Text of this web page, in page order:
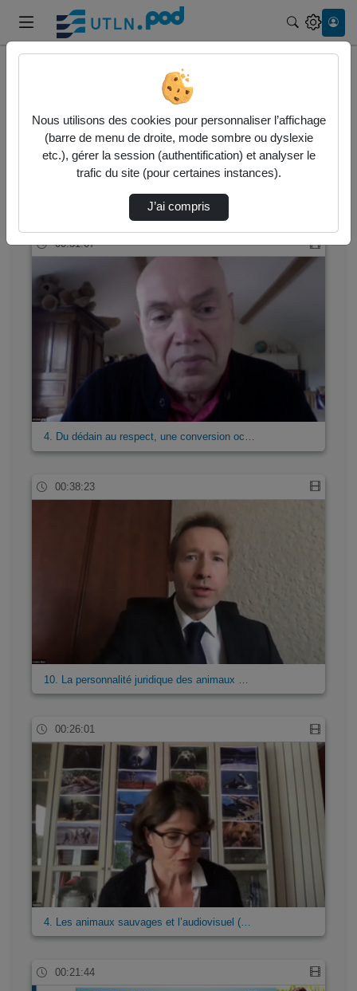
10 vidéos trouvées
Audio Vidéo Statistiques de vues
00:31:07
4. Du dédain au respect, une conversion oc…
00:38:23
10. La personnalité juridique des animaux …
00:26:01
4. Les animaux sauvages et l’audiovisuel (…
00:21:44
Nous utilisons des cookies pour personnaliser l’affichage
(barre de menu de droite, mode sombre ou dyslexie
etc.), gérer la session (authentification) et analyser le
trafic du site (pour certaines instances).
J’ai compris